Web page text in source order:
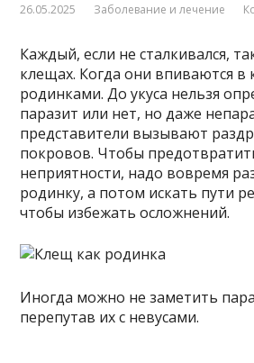
26.05.2025 Заболевание и лечение
Каждый, если не сталкивался,
клещах. Когда они впиваются в
родинками. До укуса нельзя
паразит или нет, но даже
представители вызывают
покровов. Чтобы
неприятности, надо вовремя
родинку, а потом искать пути
чтобы избежать осложнений.
Иногда можно не заметить
перепутав их с невусами.